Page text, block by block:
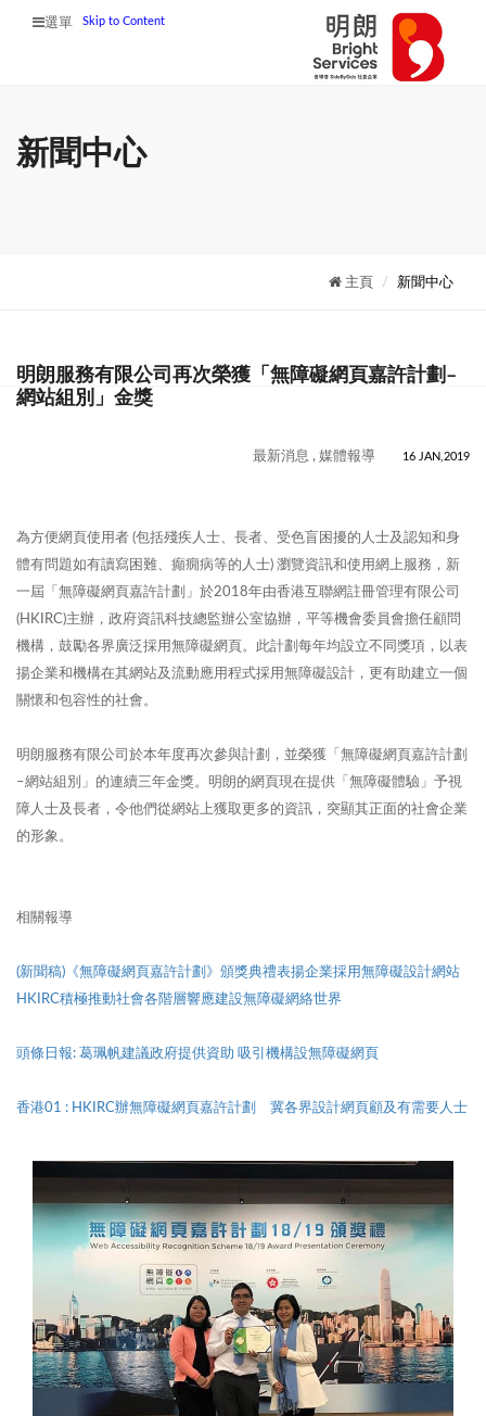
選單 Skip to Content
新聞中心
主頁 新聞中心
明朗服務有限公司再次榮獲「無障礙網頁嘉許計劃–
網站組別」金獎
最新消息 , 媒體報導 16 JAN,2019
為方便網頁使用者 (包括殘疾人士、長者、受色盲困擾的人士及認知和身
體有問題如有讀寫困難、癲癇病等的人士) 瀏覽資訊和使用網上服務，新
一屆「無障礙網頁嘉許計劃」於2018年由香港互聯網註冊管理有限公司
(HKIRC)主辦，政府資訊科技總監辦公室協辦，平等機會委員會擔任顧問
機構，鼓勵各界廣泛採用無障礙網頁。此計劃每年均設立不同獎項，以表
揚企業和機構在其網站及流動應用程式採用無障礙設計，更有助建立一個
關懷和包容性的社會。
明朗服務有限公司於本年度再次參與計劃，並榮獲「無障礙網頁嘉許計劃
–網站組別」的連續三年金獎。明朗的網頁現在提供「無障礙體驗」予視
障人士及長者，令他們從網站上獲取更多的資訊，突顯其正面的社會企業
的形象。
相關報導
(新聞稿)《無障礙網頁嘉許計劃》頒獎典禮表揚企業採用無障礙設計網站
HKIRC積極推動社會各階層響應建設無障礙網絡世界
頭條日報: 葛珮帆建議政府提供資助 吸引機構設無障礙網頁
香港01 : HKIRC辦無障礙網頁嘉許計劃 冀各界設計網頁顧及有需要人士